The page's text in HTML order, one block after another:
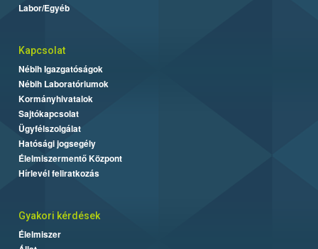
Labor/Egyéb
Kapcsolat
Nébih Igazgatóságok
Nébih Laboratóriumok
Kormányhivatalok
Sajtókapcsolat
Ügyfélszolgálat
Hatósági jogsegély
Élelmiszermentő Központ
Hírlevél feliratkozás
Gyakori kérdések
Élelmiszer